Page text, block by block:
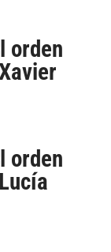
orden
orden